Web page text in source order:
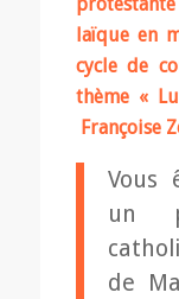
laïque en
cycle de
thème «
Françoise
Vous
un
de